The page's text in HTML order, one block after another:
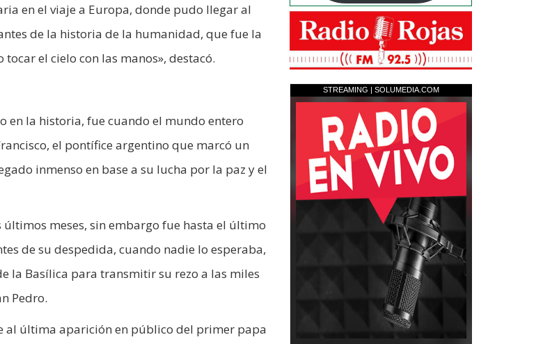
en el viaje a Europa, donde pudo llegar al
de la historia de la humanidad, que fue la
el cielo con las manos», destacó.
en la historia, fue cuando el mundo entero
el pontífice argentino que marcó un
inmenso en base a su lucha por la paz y el
meses, sin embargo fue hasta el último
de su despedida, cuando nadie lo esperaba,
la Basílica para transmitir su rezo a las miles
Pedro.
al última aparición en público del primer papa